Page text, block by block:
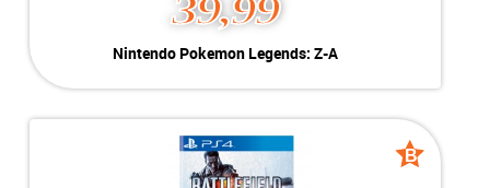
39,99
Nintendo Pokemon Legends: Z-A
Conditie:
B-Grade
Geschikt voor Nintendo Switch
B
B
grade